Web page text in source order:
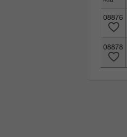
08876
08878